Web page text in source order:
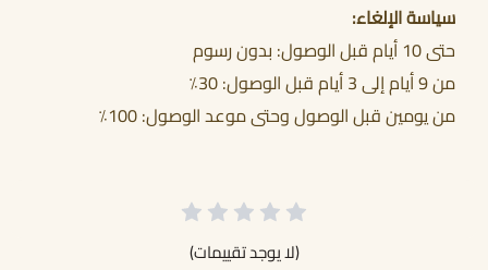
سياسة الإلغاء:
حتى 10 أيام قبل الوصول: بدون رسوم
من 9 أيام إلى 3 أيام قبل الوصول: 30٪
من يومين قبل الوصول وحتى موعد الوصول: 100٪
(لا يوجد تقييمات)